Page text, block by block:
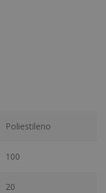
Poliestileno
100
20